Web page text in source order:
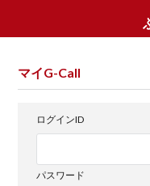
マイG-Call
ログインID
パスワード